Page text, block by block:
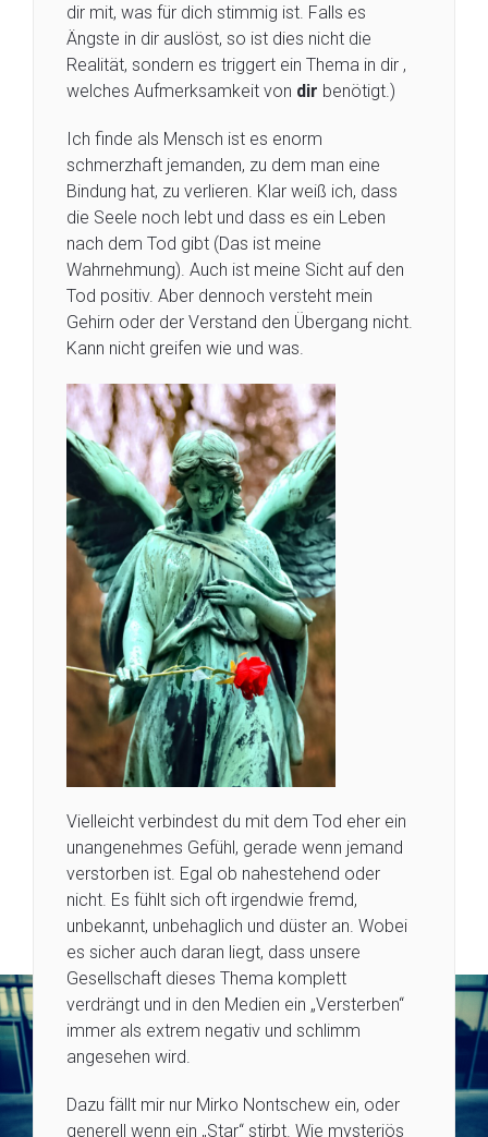
dir mit, was für dich stimmig ist. Falls es
Ängste in dir auslöst, so ist dies nicht die
Realität, sondern es triggert ein Thema in dir ,
welches Aufmerksamkeit von dir benötigt.)
Ich finde als Mensch ist es enorm
schmerzhaft jemanden, zu dem man eine
Bindung hat, zu verlieren. Klar weiß ich, dass
die Seele noch lebt und dass es ein Leben
nach dem Tod gibt (Das ist meine
Wahrnehmung). Auch ist meine Sicht auf den
Tod positiv. Aber dennoch versteht mein
Gehirn oder der Verstand den Übergang nicht.
Kann nicht greifen wie und was.
Vielleicht verbindest du mit dem Tod eher ein
unangenehmes Gefühl, gerade wenn jemand
verstorben ist. Egal ob nahestehend oder
nicht. Es fühlt sich oft irgendwie fremd,
unbekannt, unbehaglich und düster an. Wobei
es sicher auch daran liegt, dass unsere
Gesellschaft dieses Thema komplett
verdrängt und in den Medien ein „Versterben“
immer als extrem negativ und schlimm
angesehen wird.
Dazu fällt mir nur Mirko Nontschew ein, oder
generell wenn ein „Star“ stirbt. Wie mysteriös